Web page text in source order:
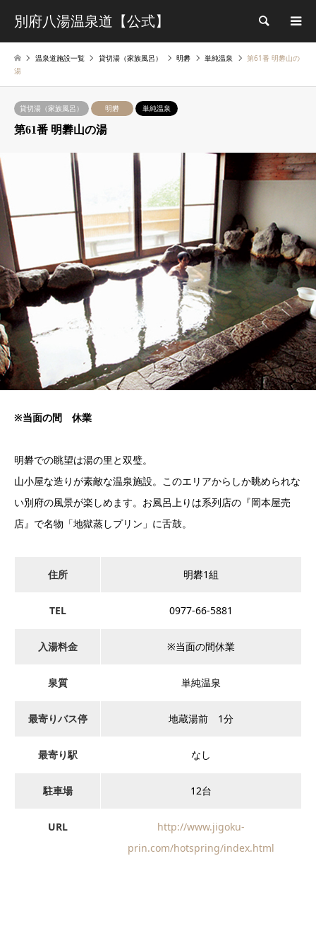
別府八湯温泉道【公式】 検索
温泉道施設一覧 貸切湯（家族風呂） 明礬 単純温泉
第61番 明礬山の
湯
貸切湯（家族風呂） 明礬 単純温泉
第61番 明礬山の湯
※当面の間 休業
明礬での眺望は湯の里と双璧。
山小屋な造りが素敵な温泉施設。このエリアからしか眺められな
い別府の風景が楽しめます。お風呂上りは系列店の『岡本屋売
店』で名物「地獄蒸しプリン」に舌鼓。
住所 明礬1組
TEL 0977-66-5881
入湯料金 ※当面の間休業
泉質 単純温泉
最寄りバス停 地蔵湯前 1分
最寄り駅 なし
駐車場 12台
URL
http://www.jigoku-
prin.com/hotspring/index.html